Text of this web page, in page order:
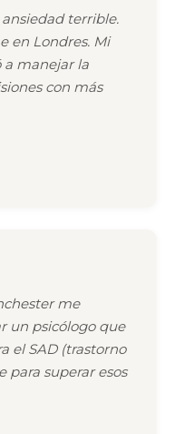
terrible.
en Londres. Mi
manejar la
con más
me
un psicólogo que
el SAD (trastorno
para superar esos